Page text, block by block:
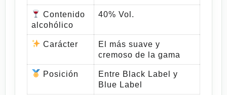
Contenido
alcohólico
40% Vol.
Carácter
El más suave y
cremoso de la gama
Posición
Entre Black Label y
Blue Label